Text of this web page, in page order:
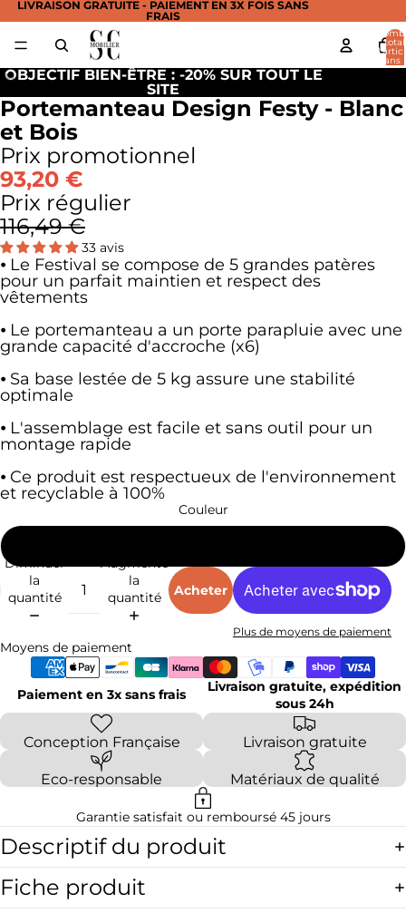
LIVRAISON GRATUITE - PAIEMENT EN 3X FOIS SANS
FRAIS
total
dans
OBJECTIF BIEN-ÊTRE : -20% SUR TOUT LE
SITE
Portemanteau Design Festy - Blanc
et Bois
Prix promotionnel
93,20 €
Prix régulier
116,49 €
33 avis
⦁ Le Festival se compose de 5 grandes patères
pour un parfait maintien et respect des
vêtements
⦁ Le portemanteau a un porte parapluie avec une
grande capacité d'accroche (x6)
⦁ Sa base lestée de 5 kg assure une stabilité
optimale
⦁ L'assemblage est facile et sans outil pour un
montage rapide
⦁ Ce produit est respectueux de l'environnement
et recyclable à 100%
Couleur
Diminuer
la
quantité
Augmenter
la
quantité
Acheter
Plus de moyens de paiement
Moyens de paiement
Paiement en 3x sans frais
Livraison gratuite, expédition
sous 24h
Conception Française Livraison gratuite
Eco-responsable Matériaux de qualité
Garantie satisfait ou remboursé 45 jours
Descriptif du produit
Fiche produit